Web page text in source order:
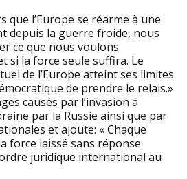
que l’Europe se réarme à une
depuis la guerre froide, nous
ce que nous voulons
si la force seule suffira. Le
de l’Europe atteint ses limites
de prendre le relais.»
causés par l’invasion à
par la Russie ainsi que par
et ajoute: « Chaque
force laissé sans réponse
juridique international au